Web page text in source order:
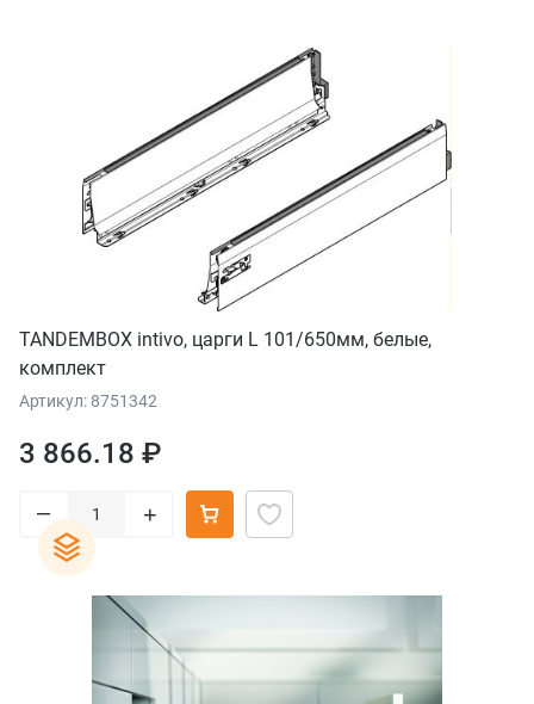
TANDEMBOX intivo, царги L 101/650мм, белые,
комплект
Артикул: 8751342
3 866.18 ₽
– +